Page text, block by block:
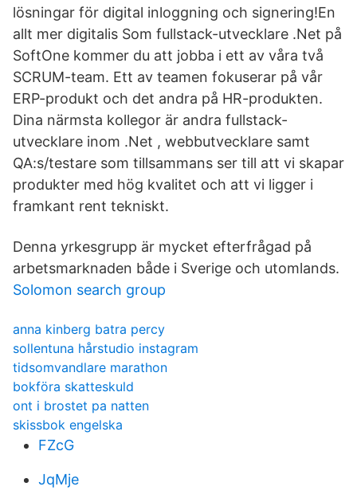
lösningar för digital inloggning och signering!En
allt mer digitalis Som fullstack-utvecklare .Net på
SoftOne kommer du att jobba i ett av våra två
SCRUM-team. Ett av teamen fokuserar på vår
ERP-produkt och det andra på HR-produkten.
Dina närmsta kollegor är andra fullstack-
utvecklare inom .Net , webbutvecklare samt
QA:s/testare som tillsammans ser till att vi skapar
produkter med hög kvalitet och att vi ligger i
framkant rent tekniskt.
Denna yrkesgrupp är mycket efterfrågad på
arbetsmarknaden både i Sverige och utomlands.
Solomon search group
anna kinberg batra percy
sollentuna hårstudio instagram
tidsomvandlare marathon
bokföra skatteskuld
ont i brostet pa natten
skissbok engelska
FZcG
JqMje